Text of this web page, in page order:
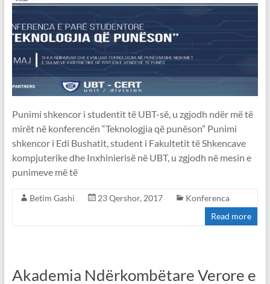
Punimi shkencor i studentit të UBT-së, u zgjodh ndër më të
mirët në konferencën “Teknologjia që punëson” Punimi
shkencor i Edi Bushatit, student i Fakultetit të Shkencave
kompjuterike dhe Inxhinierisë në UBT, u zgjodh në mesin e
punimeve më të
Betim Gashi 23 Qershor, 2017
Konferenca
Read more
Akademia Ndërkombëtare Verore e